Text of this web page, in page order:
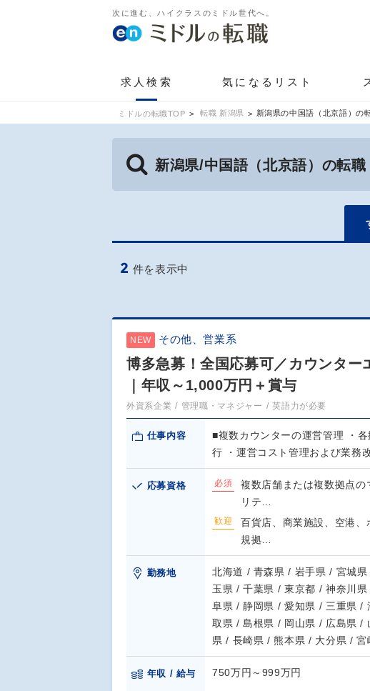
次に進む、ハイクラスのミドル世代へ。
求人検索 気になるリスト
ミドルの転職TOP 転職 新潟県 新潟県の中国語（北京語）の
新潟県/中国語（北京語）の転
2 件を表示中
NEW その他、営業系
博多急募！全国応募可／カウンタ
｜年収～1,000万円＋賞与
外資系企業 管理職・マネジャー 英語力が必要
仕事内容
■複数カウンターの運営管理 ・
行 ・運営コスト管理および業務
応募資格 必須
複数店舗または複数拠点の
リテ…
歓迎
百貨店、商業施設、空港
規拠…
勤務地
北海道 / 青森県 / 岩手県 / 宮城
玉県 / 千葉県 / 東京都 / 神奈川
阜県 / 静岡県 / 愛知県 / 三重県 /
取県 / 島根県 / 岡山県 / 広島県 /
県 / 長崎県 / 熊本県 / 大分県 /
年収 / 給与 750万円～999万円